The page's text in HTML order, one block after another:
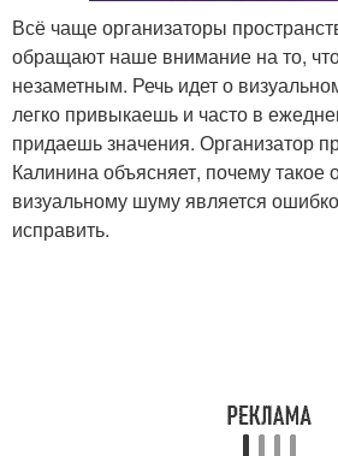
Всё чаще организаторы
обращают наше внимание на то,
незаметным. Речь идет о
легко привыкаешь и часто в
придаешь значения. Организатор
Калинина объясняет, почему такое
визуальному шуму является
исправить.